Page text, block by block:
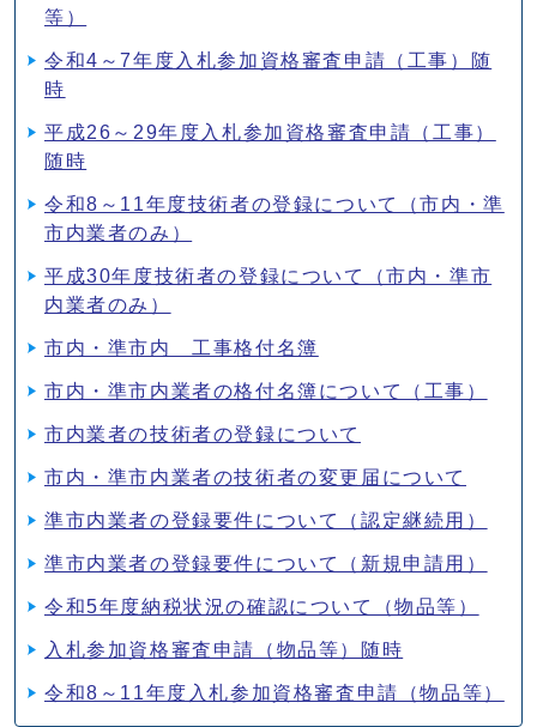
等）
令和4～7年度入札参加資格審査申請（工事）随
時
平成26～29年度入札参加資格審査申請（工事）
随時
令和8～11年度技術者の登録について（市内・準
市内業者のみ）
平成30年度技術者の登録について（市内・準市
内業者のみ）
市内・準市内 工事格付名簿
市内・準市内業者の格付名簿について（工事）
市内業者の技術者の登録について
市内・準市内業者の技術者の変更届について
準市内業者の登録要件について（認定継続用）
準市内業者の登録要件について（新規申請用）
令和5年度納税状況の確認について（物品等）
入札参加資格審査申請（物品等）随時
令和8～11年度入札参加資格審査申請（物品等）